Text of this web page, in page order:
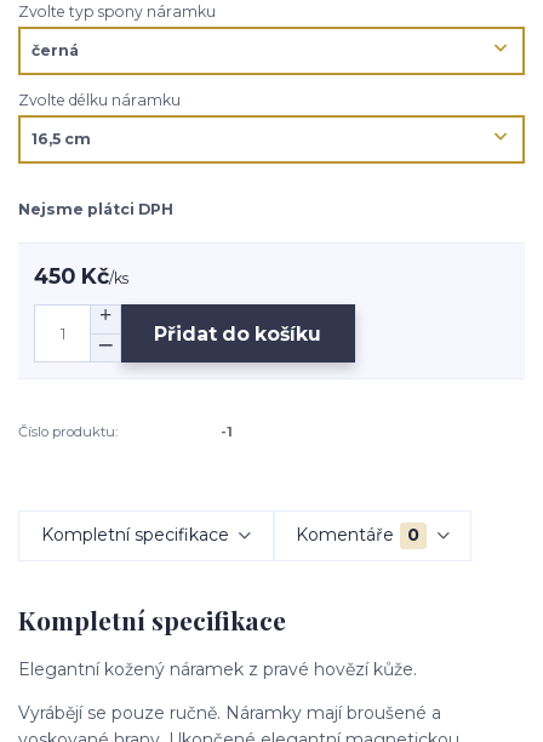
Zvolte typ spony náramku
Zvolte délku náramku
Nejsme plátci DPH
450 Kč/ks
Přidat do košíku
Číslo produktu: -1
Kompletní specifikace Komentáře 0
Kompletní specifikace
Elegantní kožený náramek z pravé hovězí kůže.
Vyrábějí se pouze ručně. Náramky mají broušené a